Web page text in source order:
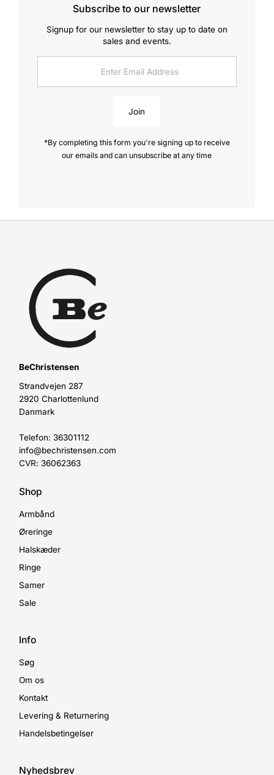
Subscribe to our newsletter
Signup for our newsletter to stay up to date on
sales and events.
Address
Join
*By completing this form you're signing up to receive
our emails and can unsubscribe at any time
BeChristensen
Strandvejen 287
2920 Charlottenlund
Danmark
Telefon: 36301112
info@bechristensen.com
CVR: 36062363
Shop
Armbånd
Øreringe
Halskæder
Ringe
Samer
Sale
Info
Søg
Om os
Kontakt
Levering & Returnering
Handelsbetingelser
Nyhedsbrev